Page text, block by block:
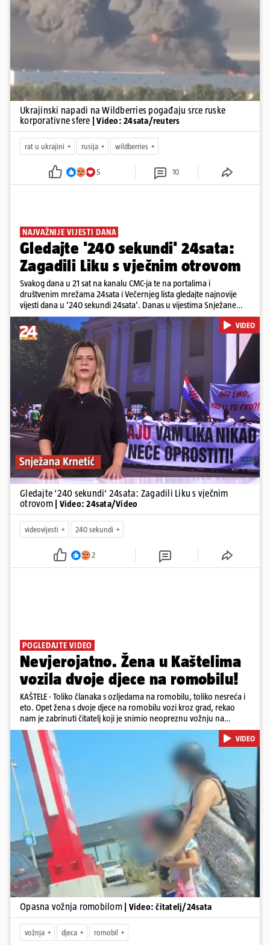
Pokretanje videa...
Ukrajinski napadi na Wildberries pogađaju srce ruske
korporativne sfere
| Video: 24sata/reuters
rat u ukrajini rusija wildberries
5 10
NAJVAŽNIJE VIJESTI DANA
Gledajte '240 sekundi' 24sata:
Zagadili Liku s vječnim otrovom
Svakog dana u 21 sat na kanalu CMC-ja te na portalima i
društvenim mrežama 24sata i Večernjeg lista gledajte najnovije
vijesti dana u '240 sekundi 24sata'. Danas u vijestima Snježane
Krnetić: Lika teško zagađena s 37.000 tona opasnog otpada, Troje
poginulih u nesreći u Zagrebu, Uhićen načelnik Svetog Ivana
Žabna, Borba za život Denisa Vejzovića, Krajaču režu ovlasti: Slijedi
otkaz...
Pokretanje videa...
VIDEO
Gledajte '240 sekundi' 24sata: Zagadili Liku s vječnim
otrovom
| Video: 24sata/Video
videovijesti 240 sekundi
2
POGLEDAJTE VIDEO
Nevjerojatno. Žena u Kaštelima
vozila dvoje djece na romobilu!
KAŠTELE - Toliko članaka s ozljedama na romobilu, toliko nesreća i
eto. Opet žena s dvoje djece na romobilu vozi kroz grad, rekao
nam je zabrinuti čitatelj koji je snimio neopreznu vožnju na
romobilu u četvrtak prijepodne kroz Kaštele. Podsjetimo, mjesec i
pol od smrti dječaka (14) u Metkoviću, pad s električnog romobila
odnio je još jedan mladi život. Unatoč naporima liječnika KBC-a
Zagreb, u ponedjeljak maloljetnik je podlegao ozljedama
zadobivenima u padu s romobila.
Pokretanje videa...
VIDEO
Opasna vožnja romobilom | Video: čitatelj/24sata
vožnja djeca romobil